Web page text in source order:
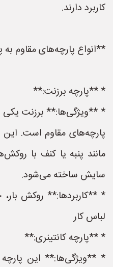
کاربرد دارند.
**انواع پارچه‌های مقاوم به
* **پارچه برزنت:**
* **ویژگی‌ها:** برزنت یکی
پارچه‌های مقاوم است. این
مانند پنبه یا کنف با
سایش ساخته می‌شود.
* **کاربردها:** روکش بار،
لباس کار
* **پارچه کانتینری:**
* **ویژگی‌ها:** این پارچه